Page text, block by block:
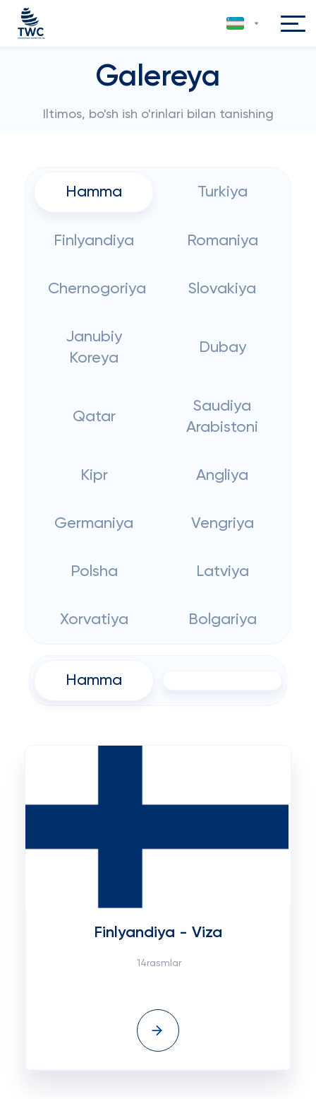
Galereya
Iltimos, bo'sh ish o'rinlari bilan tanishing
Hamma Turkiya
Finlyandiya Romaniya
Chernogoriya Slovakiya
Janubiy
Koreya
Dubay
Qatar
Saudiya
Arabistoni
Kipr Angliya
Germaniya Vengriya
Polsha Latviya
Xorvatiya Bolgariya
Hamma
Finlyandiya - Viza
14rasmlar